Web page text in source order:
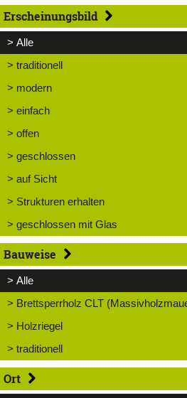
Erscheinungsbild
> Alle
> traditionell
> modern
> einfach
> offen
> geschlossen
> auf Sicht
> Strukturen erhalten
> geschlossen mit Glas
Bauweise
> Alle
> Brettsperrholz CLT
> Holzriegel
> traditionell
Ort